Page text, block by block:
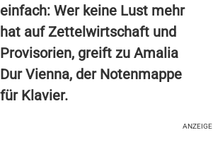
einfach: Wer keine Lust mehr
hat auf Zettelwirtschaft und
Provisorien, greift zu Amalia
Dur Vienna, der Notenmappe
für Klavier.
ANZEIGE